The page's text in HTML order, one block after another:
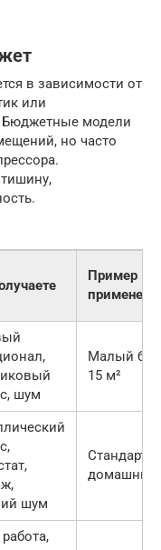
в зависимости от
или
Бюджетные модели
но часто
Пример
шум
Малый
15 м²
шум
домашний